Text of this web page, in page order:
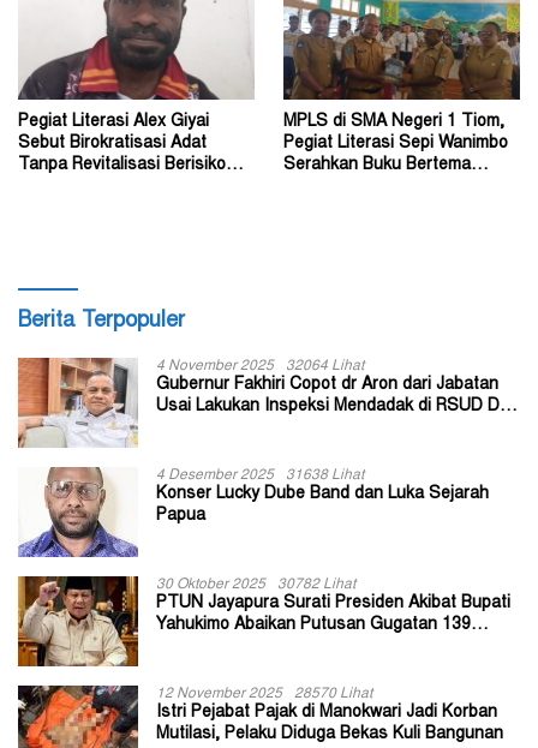
Pegiat Literasi Alex Giyai
Sebut Birokratisasi Adat
Tanpa Revitalisasi Berisiko
MPLS di SMA Negeri 1 Tiom,
Pegiat Literasi Sepi Wanimbo
Serahkan Buku Bertema
Berita Terpopuler
4 November 2025 32064 Lihat
Gubernur Fakhiri Copot dr Aron dari Jabatan
Usai Lakukan Inspeksi Mendadak di RSUD Dok
4 Desember 2025 31638 Lihat
Konser Lucky Dube Band dan Luka Sejarah
Papua
30 Oktober 2025 30782 Lihat
PTUN Jayapura Surati Presiden Akibat Bupati
Yahukimo Abaikan Putusan Gugatan 139
12 November 2025 28570 Lihat
Istri Pejabat Pajak di Manokwari Jadi Korban
Mutilasi, Pelaku Diduga Bekas Kuli Bangunan